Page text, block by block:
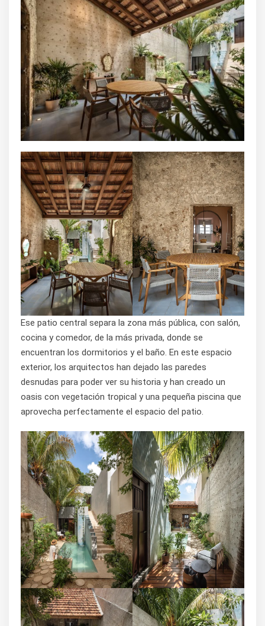
Ese patio central separa la zona más pública, con salón,
cocina y comedor, de la más privada, donde se
encuentran los dormitorios y el baño. En este espacio
exterior, los arquitectos han dejado las paredes
desnudas para poder ver su historia y han creado un
oasis con vegetación tropical y una pequeña piscina que
aprovecha perfectamente el espacio del patio.